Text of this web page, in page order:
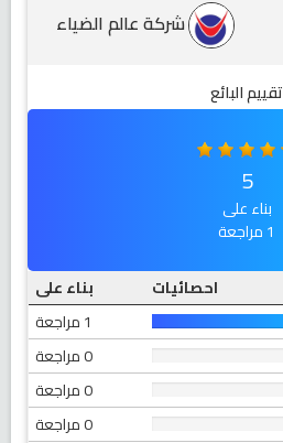
شركة عالم الضياء
تقييم البائع
5
بناء على
1 مراجعة
احصائيات
بناء على
1 مراجعة
0 مراجعة
0 مراجعة
0 مراجعة